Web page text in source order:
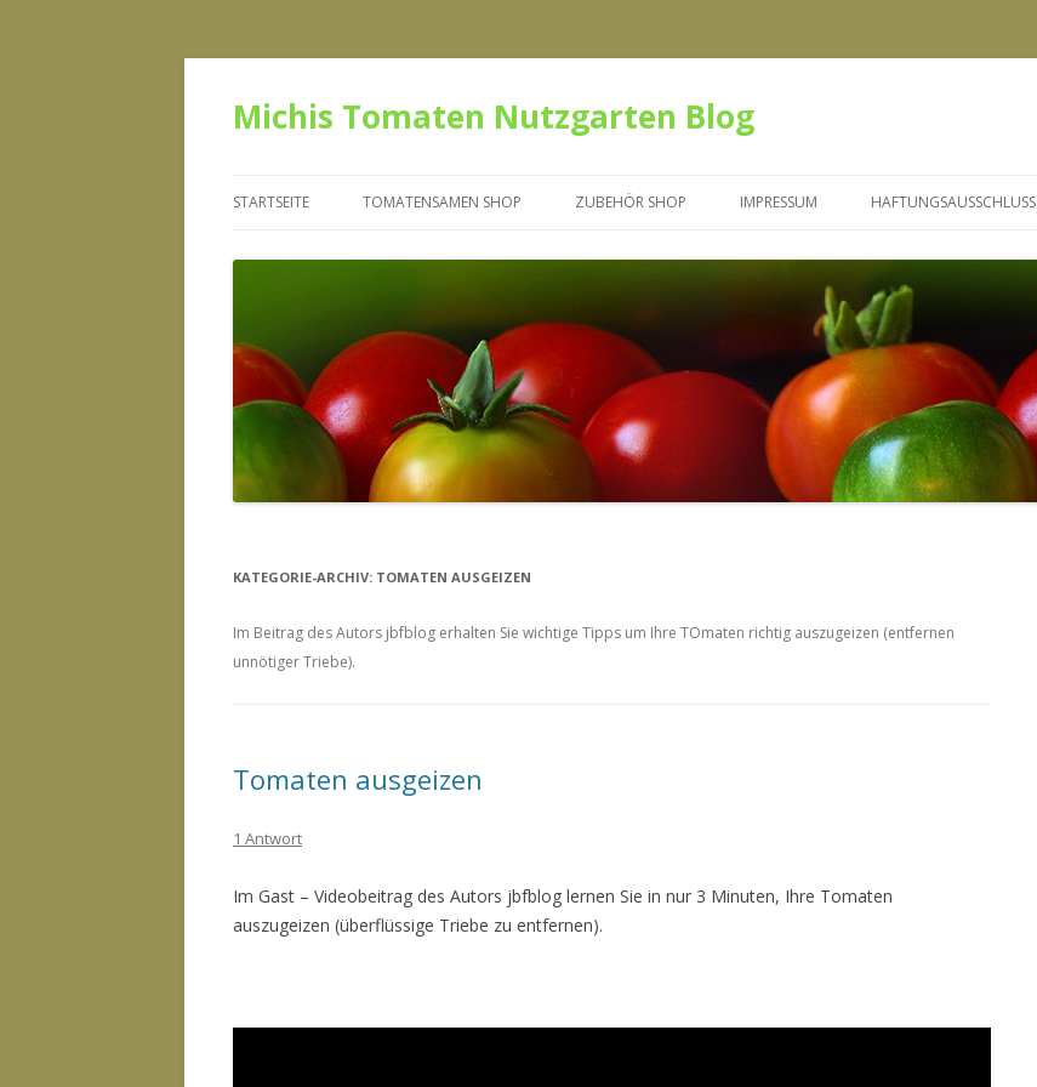
Michis Tomaten Nutzgarten Blog
STARTSEITE TOMATENSAMEN SHOP ZUBEHÖR SHOP IMPRESSUM HAFTUNGSAUSSCHLUSS
KATEGORIE-ARCHIV: TOMATEN AUSGEIZEN
Im Beitrag des Autors jbfblog erhalten Sie wichtige Tipps um Ihre TOmaten richtig auszugeizen (entfernen
unnötiger Triebe).
Tomaten ausgeizen
1 Antwort
Im Gast – Videobeitrag des Autors jbfblog lernen Sie in nur 3 Minuten, Ihre Tomaten
auszugeizen (überflüssige Triebe zu entfernen).